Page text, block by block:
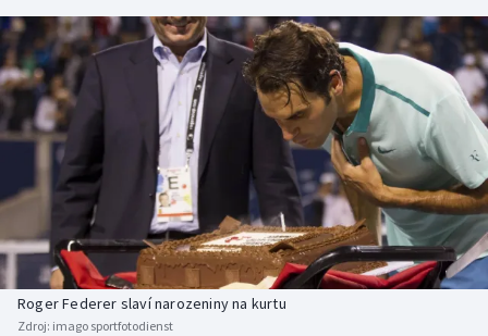
Cyklistika
DALŠÍ SPORTY
Americký fotbal
Baseball a softbal
Basketbal
Biatlon
NEPŘEHLÉDNĚTE
Soutěže
Historické návraty
Aplikace ČT sport
Roger Federer slaví narozeniny na kurtu
Zdroj: imago sportfotodienst